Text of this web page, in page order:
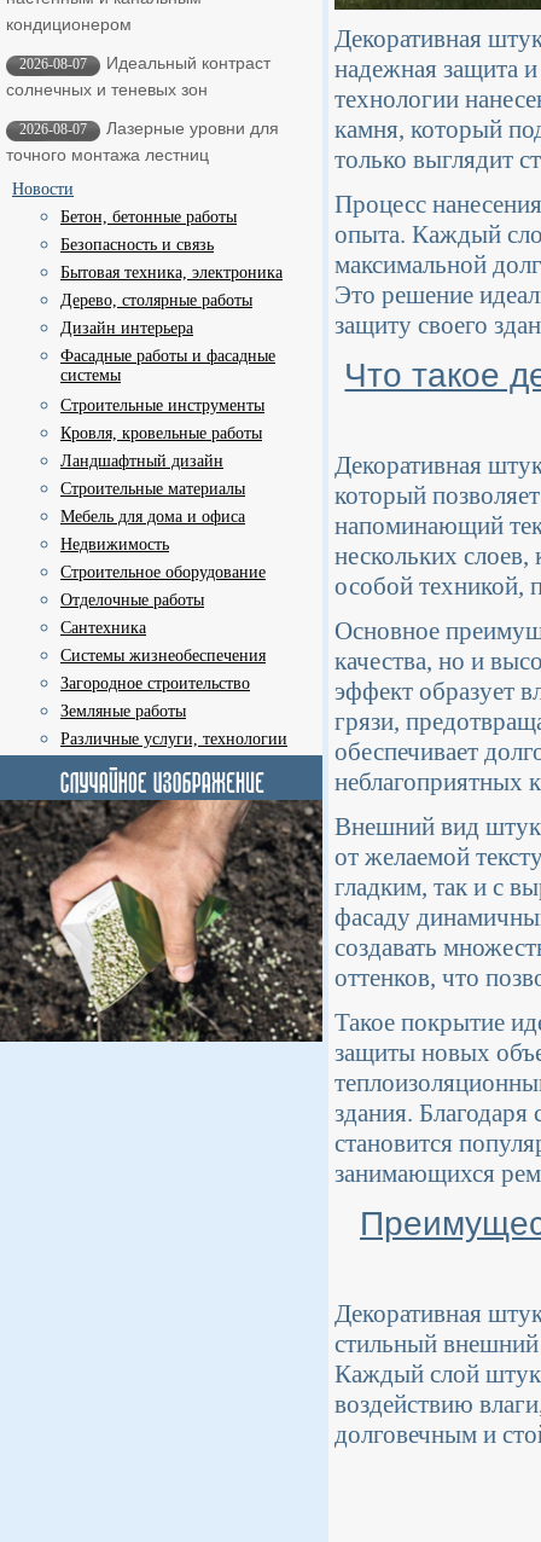
кондиционером
2026-08-07
Идеальный контраст
солнечных и теневых зон
2026-08-07
Лазерные уровни для
точного монтажа лестниц
Новости
Бетон, бетонные работы
Безопасность и связь
Бытовая техника, электроника
Дерево, столярные работы
Дизайн интерьера
Фасадные работы и фасадные
системы
Строительные инструменты
Кровля, кровельные работы
Ландшафтный дизайн
Строительные материалы
Мебель для дома и офиса
Недвижимость
Строительное оборудование
Отделочные работы
Сантехника
Системы жизнеобеспечения
Загородное строительство
Земляные работы
Различные услуги, технологии
Декоративная
надежная защита
технологии
камня, который
только выглядит
Процесс
опыта. Каждый
максимальной
Это решение
защиту своего
Что такое
Декоративная
который
напоминающий
нескольких
особой техникой,
Основное
качества, но и
эффект образует
грязи,
обеспечивает
неблагоприятных
Внешний вид
от желаемой
гладким, так и с
фасаду
создавать
оттенков, что
Такое покрытие
защиты новых
здания.
становится
занимающихся
Декоративная
стильный
Каждый слой
воздействию
долговечным и